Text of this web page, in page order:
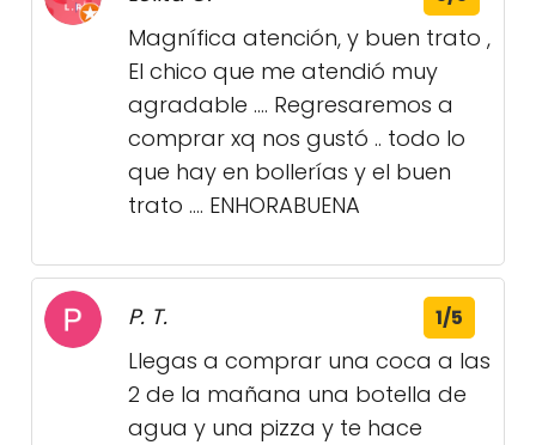
Magnífica atención, y buen trato ,
El chico que me atendió muy
agradable .... Regresaremos a
comprar xq nos gustó .. todo lo
que hay en bollerías y el buen
trato .... ENHORABUENA
P. T. 1/5
Llegas a comprar una coca a las
2 de la mañana una botella de
agua y una pizza y te hace